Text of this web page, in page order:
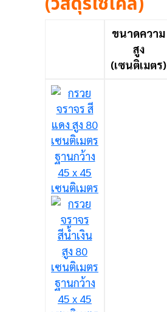
ขนาดความ
สูง
(เซนติเมตร)